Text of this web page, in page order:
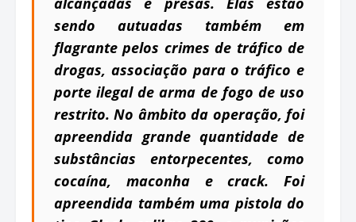
sendo autuadas também em
flagrante pelos crimes de tráfico de
drogas, associação para o tráfico e
porte ilegal de arma de fogo de uso
restrito. No âmbito da operação, foi
apreendida grande quantidade de
substâncias entorpecentes, como
cocaína, maconha e crack. Foi
apreendida também uma pistola do